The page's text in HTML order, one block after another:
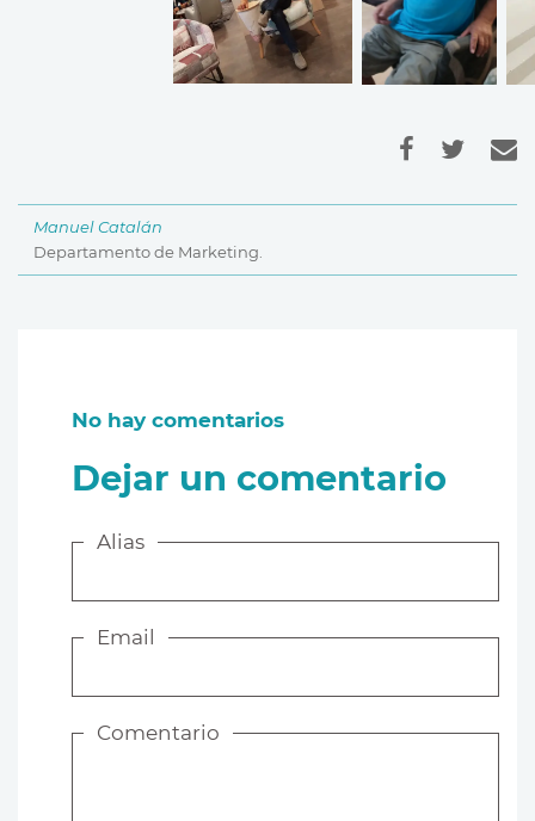
Manuel Catalán
Departamento de Marketing.
No hay comentarios
Dejar un comentario
Alias
Email
Comentario